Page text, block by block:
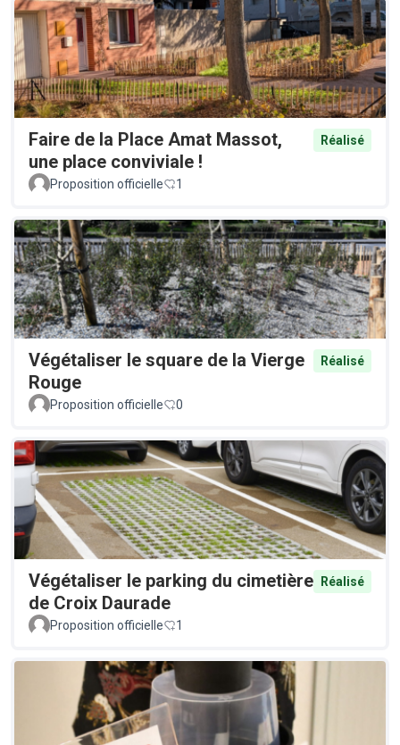
Faire de la Place Amat Massot,
une place conviviale !
Réalisé
Proposition officielle 1
Végétaliser le square de la Vierge
Rouge
Réalisé
Proposition officielle 0
Végétaliser le parking du cimetière
de Croix Daurade
Réalisé
Proposition officielle 1